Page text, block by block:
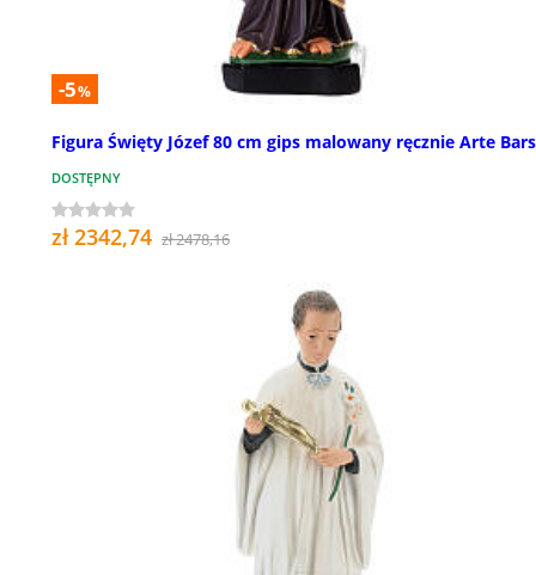
-5%
Figura Święty Józef 80 cm gips malowany ręcznie Arte
DOSTĘPNY
zł 2342,74 zł 2478,16